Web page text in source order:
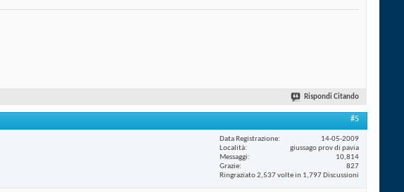
Rispondi Citando
#5
Data Registrazione
14-05-2009
Località
giussago prov di pavia
Messaggi
10,814
Grazie
827
Ringraziato 2,537 volte in 1,797 Discussioni